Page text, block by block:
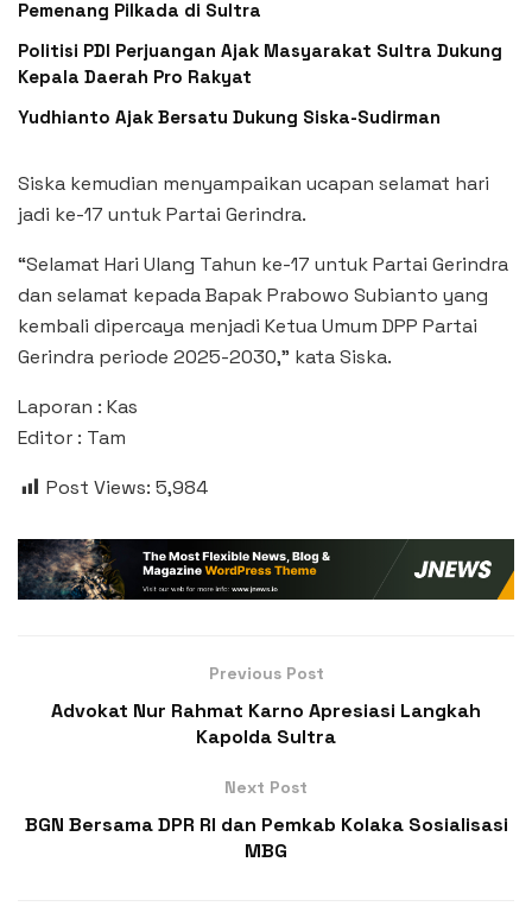
Pemenang Pilkada di Sultra
Politisi PDI Perjuangan Ajak Masyarakat Sultra Dukung
Kepala Daerah Pro Rakyat
Yudhianto Ajak Bersatu Dukung Siska-Sudirman
Siska kemudian menyampaikan ucapan selamat hari
jadi ke-17 untuk Partai Gerindra.
“Selamat Hari Ulang Tahun ke-17 untuk Partai Gerindra
dan selamat kepada Bapak Prabowo Subianto yang
kembali dipercaya menjadi Ketua Umum DPP Partai
Gerindra periode 2025-2030,” kata Siska.
Laporan : Kas
Editor : Tam
Post Views: 5,984
Previous Post
Advokat Nur Rahmat Karno Apresiasi Langkah
Kapolda Sultra
Next Post
BGN Bersama DPR RI dan Pemkab Kolaka Sosialisasi
MBG